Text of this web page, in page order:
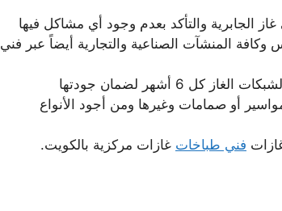
الجابرية والتأكد بعدم وجود أي مشاكل فيها
المنشآت الصناعية والتجارية أيضاً عبر فني
6 أشهر لضمان جودتها
أو صمامات وغيرها ومن أجود الأنواع
فني طباخات غازات مركزية بالكويت.